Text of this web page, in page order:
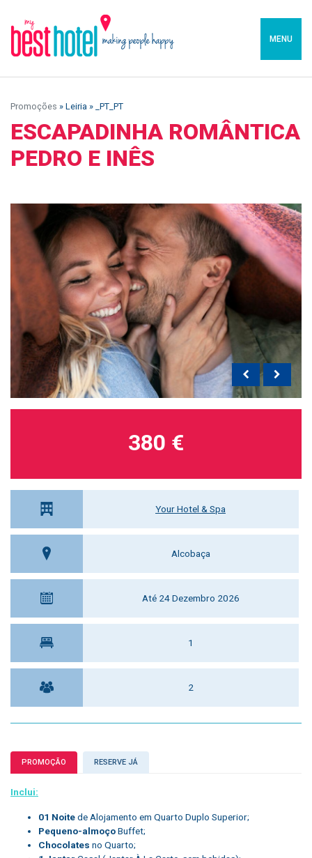
MENU
Promoções » Leiria » _PT_PT
ESCAPADINHA ROMÂNTICA
PEDRO E INÊS
Your Hotel & Spa
Alcobaça
Até 24 Dezembro 2026
1
2
380 €
PROMOÇÃO RESERVE JÁ
Inclui:
01 Noitede Alojamento em Quarto Duplo Superior;
Pequeno-almoçoBuffet;
Chocolates no Quarto;